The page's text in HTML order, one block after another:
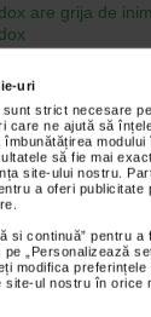
uri
strict necesare
care ne ajută să
să fie mai
site-ului nostru.
a oferi publicitate
si continuă” pentru
„Personalizează
modifica
site-ul nostru în orice
are grija de
inima
normala
de noua
zi, inima
ar putea…
secunde
pentru a preveni
sistemului